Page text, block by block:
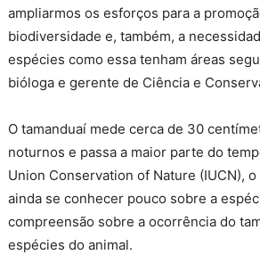
ampliarmos os esforços para a
biodiversidade e, também, a
espécies como essa tenham áreas
bióloga e gerente de Ciência e
O tamanduaí mede cerca de 30
noturnos e passa a maior parte do
Union Conservation of Nature (IUCN),
ainda se conhecer pouco sobre a
compreensão sobre a ocorrência do
espécies do animal.